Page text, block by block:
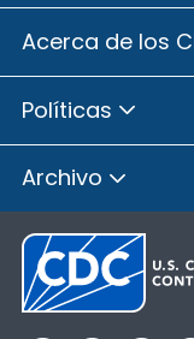
Acerca de los
Políticas
Archivo